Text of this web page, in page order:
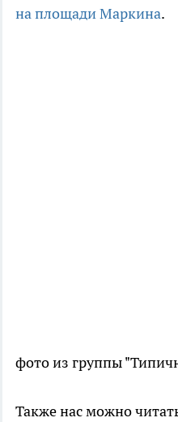
на площади Маркина.
фото из группы
Также нас можно